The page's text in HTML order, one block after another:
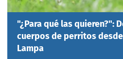
"¿Para qué las quieren?":
cuerpos de perritos
Lampa